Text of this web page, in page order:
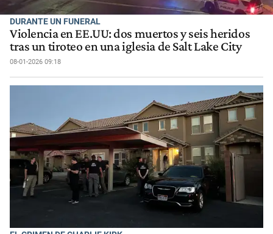
DURANTE UN FUNERAL
Violencia en EE.UU: dos muertos y seis heridos
tras un tiroteo en una iglesia de Salt Lake City
08-01-2026 09:18